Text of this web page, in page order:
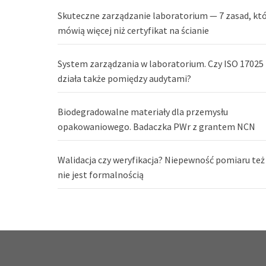
Skuteczne zarządzanie laboratorium — 7 zasad,
mówią więcej niż certyfikat na ścianie
System zarządzania w laboratorium. Czy ISO 17025
działa także pomiędzy audytami?
Biodegradowalne materiały dla przemysłu
opakowaniowego. Badaczka PWr z grantem NCN
Walidacja czy weryfikacja? Niepewność pomiaru też
nie jest formalnością